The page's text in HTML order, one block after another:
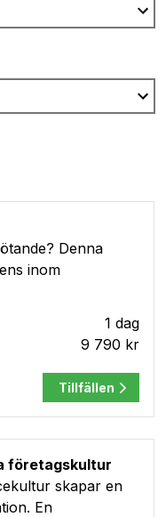
Denna
inom
1 dag
9 790 kr
Tillfällen
företagskultur
skapar en
En